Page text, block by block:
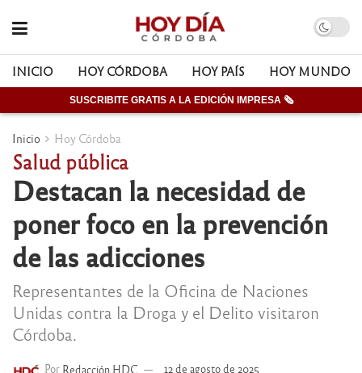
INICIO HOY CÓRDOBA HOY PAÍS HOY MUNDO
SUSCRIBITE GRATIS A LA EDICIÓN IMPRESA 🗞
Inicio Hoy Córdoba
Salud pública
Destacan la necesidad de
poner foco en la prevención
de las adicciones
Representantes de la Oficina de Naciones
Unidas contra la Droga y el Delito visitaron
Córdoba.
Por Redacción HDC 12 de agosto de 2025